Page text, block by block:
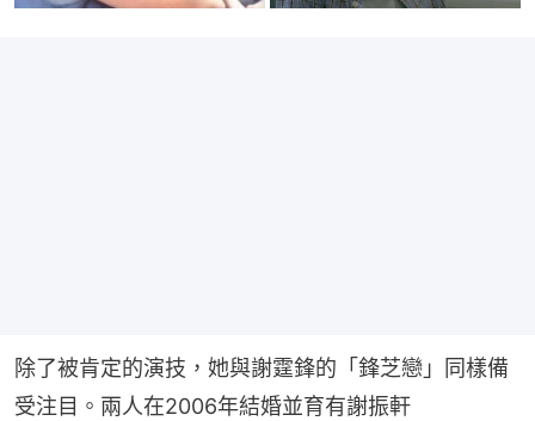
除了被肯定的演技，她與謝霆鋒的「鋒芝戀」同樣備
受注目。兩人在2006年結婚並育有謝振軒